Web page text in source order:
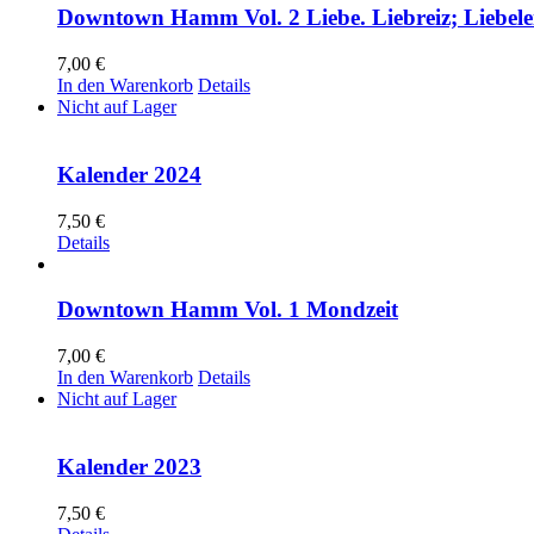
Downtown Hamm Vol. 2 Liebe. Liebreiz;
7,00 €
In den Warenkorb Details
Nicht auf Lager
Kalender 2024
7,50 €
Details
Downtown Hamm Vol. 1 Mondzeit
7,00 €
In den Warenkorb Details
Nicht auf Lager
Kalender 2023
7,50 €